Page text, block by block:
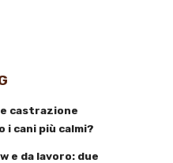
castrazione
i cani più calmi?
e da lavoro: due